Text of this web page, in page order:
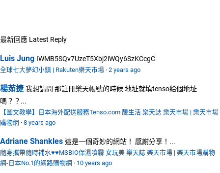
最新回應 Latest Reply
Luis Jung IWMB5SQv7UzeT5Xbj2iWQy6SzKCcgC
全球七大夢幻小鎮 | Rakuten樂天市場 · 2 years ago
楊茹捷 我想請問 那註冊樂天帳號的時候 地址就填tenso給個地址
嗎？？...
【圖文教學】日本海外配送服務Tenso.com 靚生活 樂天誌 樂天市場 | 樂天市場
購物網 · 8 years ago
Adriane Shankles 這是一個奇妙的網站！ 感謝分享！...
隨身攜帶隨時補水♥♥MSBIO保濕噴霧 女玩美 樂天誌 樂天市場 | 樂天市場購物
網-日本No.1的網路購物網 · 10 years ago